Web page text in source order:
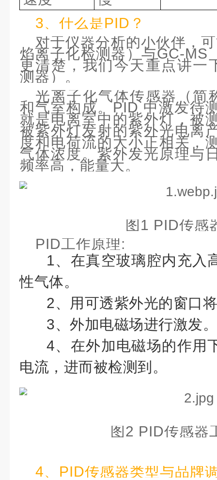
3、什么是PID？
对于仪器分析的小伙伴，
焰离子化检测器）与GC-MS
更清楚，我们今天重点讲一
测器）。
光离子化气体传感器（简
和气室构成。PID 中激发待
就是电离室中的紫外灯，被
被紫外灯发射的紫外光电离
度和电荷流的大小正相关，
气体浓度。紫外发光原理与
频率高，能量大。
图1 PID传感
PID工作原理:
1、在真空玻璃腔内充入
性气体。
2、用可透紫外光的窗口
3、外加电磁场进行激发
4、在外加电磁场的作用
电流，进而被检测到。
图2 PID传感器
4、PID传感器类型与品牌